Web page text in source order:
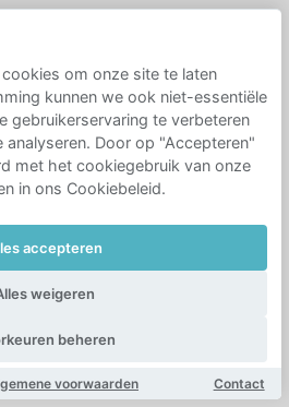
om onze site te laten
kunnen we ook niet-essentiële
gebruikerservaring te verbeteren
Door op "Accepteren"
met het cookiegebruik van onze
in ons Cookiebeleid.
accepteren
weigeren
beheren
voorwaarden Contact